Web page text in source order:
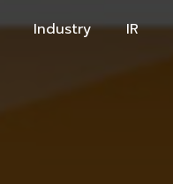
Industry IR